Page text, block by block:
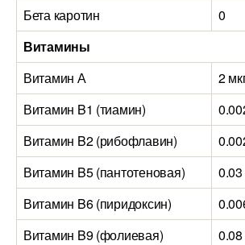
Бета каротин
0
Витамины
Витамин А
2
Витамин B1 (тиамин)
Витамин B2 (рибофлавин)
Витамин B5 (пантотеновая)
Витамин B6 (пиридоксин)
Витамин B9 (фолиевая)
0.08